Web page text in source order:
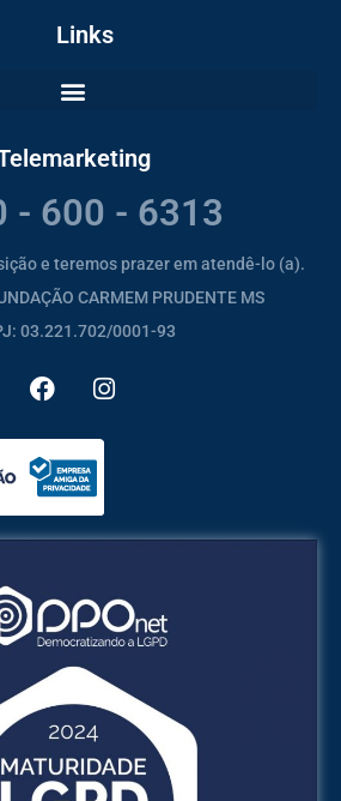
Links
- 600 - 6313
e teremos prazer em atendê-lo (a).
CARMEM PRUDENTE MS
03.221.702/0001-93